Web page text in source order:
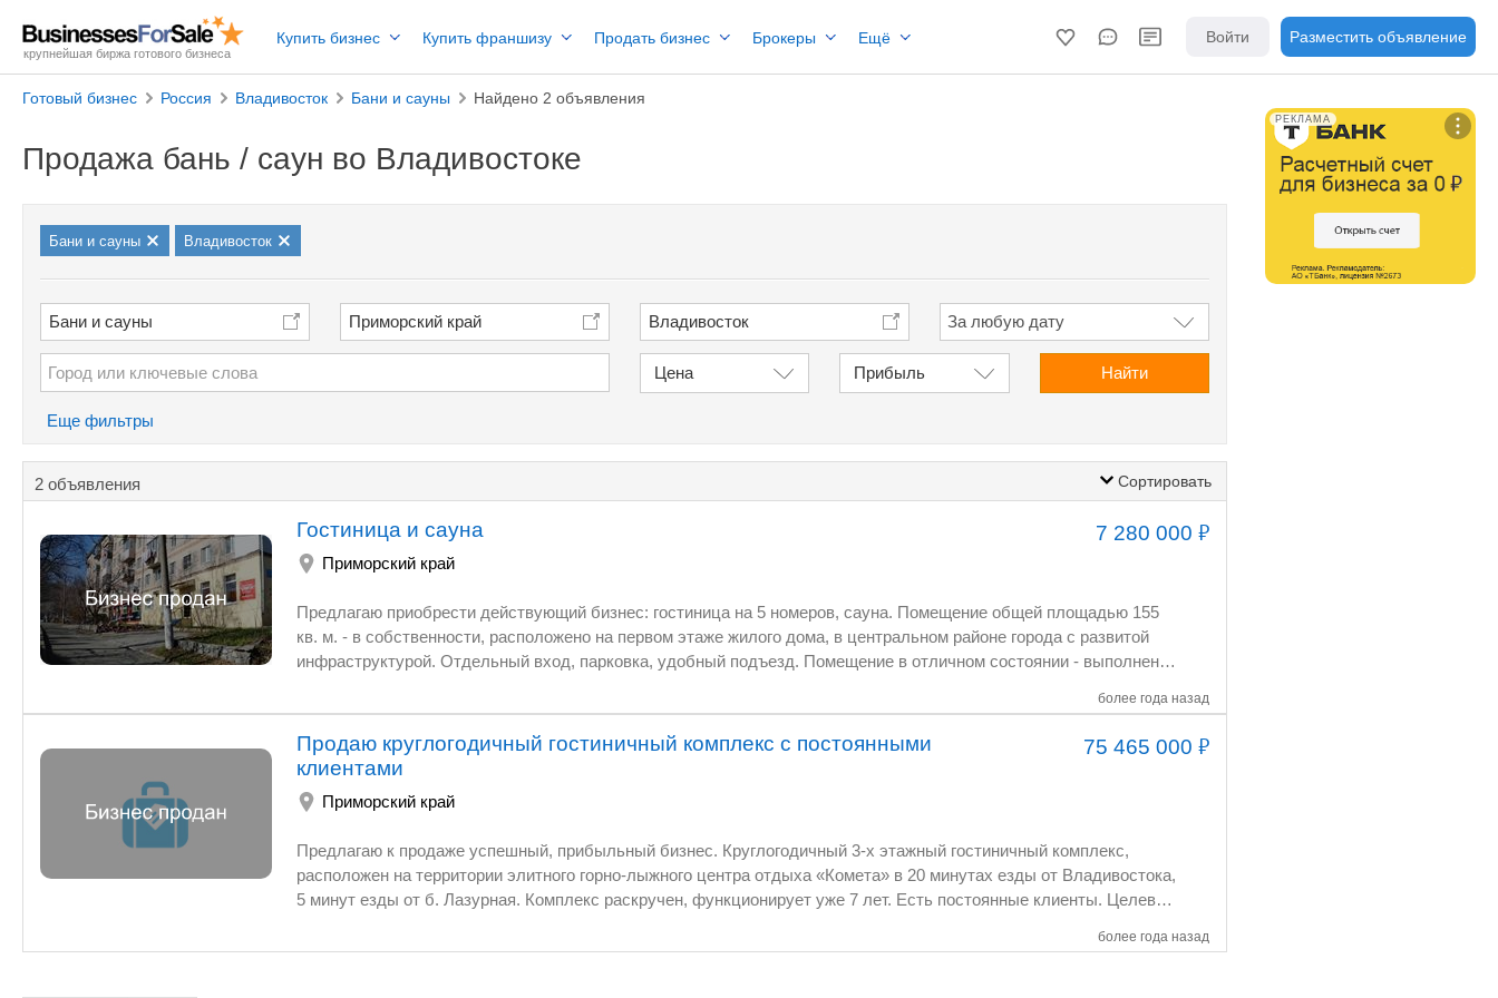
крупнейшая биржа готового бизнеса
Купить бизнес Купить франшизу Продать бизнес Брокеры Ещё Войти Разместить объявление
Готовый бизнес Россия Владивосток Бани и сауны Найдено 2 объявления
Продажа бань / саун во Владивостоке
Бани и сауны Владивосток
Бани и сауны Приморский край Владивосток
Цена Прибыль Найти
Еще фильтры
2 объявления Сортировать
7 280 000₽
более года назад
Гостиница и сауна
Приморский край
Предлагаю приобрести действующий бизнес: гостиница на 5 номеров, сауна. Помещение общей площадью 155
кв. м. - в собственности, расположено на первом этаже жилого дома, в центральном районе города с развитой
инфраструктурой. Отдельный вход, парковка, удобный подъезд. Помещение в отличном состоянии - выполнен
новое. Назначение помещений свободное - возможно перепрофилирование (в том числе в торговое). В
настоящее время гостиница сдана в аренду. Возможен любая форма расчета (безналичный, с использованием
кредитных средств).
75 465 000₽
более года назад
Продаю круглогодичный гостиничный комплекс с постоянными
клиентами
Приморский край
Предлагаю к продаже успешный, прибыльный бизнес. Круглогодичный 3-х этажный гостиничный комплекс,
расположен на территории элитного горно-лыжного центра отдыха «Комета» в 20 минутах езды от Владивостока,
5 минут езды от б. Лазурная. Комплекс раскручен, функционирует уже 7 лет. Есть постоянные клиенты. Целевая
студенческую компанию, и звезд шоу-бизнеса, и семьи с детьми. Комплекс широко известен в городе. Годовая
РЕКЛАМА